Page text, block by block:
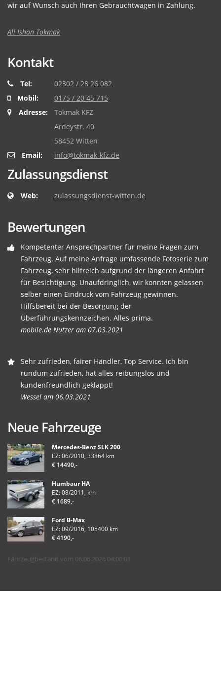
wir auf Wunsch auch Ihren Gebrauchtwagen in Zahlung.
Ali Ishan Tokmak
Kontakt
Tel:
02302 / 28 26 082
Mobil:
0175 / 20 45 715
Adresse:
Tokmak KFZ
Ardeystr. 40
58452 Witten
Email:
info@tokmak-kfz.de
Zulassungsdienst
Web: zulassungsdienst-witten.de
Bewertungen
Kompetenter Ansprechpartner für meine Fragen zum
Fahrzeug. Auf meine Anfrage umfassende Fotoserie zum
Fahrzeug, sehr hilfreich aufgrund der längeren Anfahrt
für Besichtigung. Unaufdringlich, wir konnten gelassen
selber einen Eindruck vom Fahrzeug gewinnen.
Hilfsbereit bei der Besorgung der
Überführungskennzeichen. Alles prima.
mobile.de Nutzer am 07.03.2021
Sehr zufrieden, fairer Händler, Top Service. Ich bin
rundum zufrieden, hat alles reibungslos und
kundenfreundlich geklappt!
Wessel am 06.03.2021
Neue Fahrzeuge
Mercedes-Benz SLK 200
EZ: 06/2010, 33864 km
€ 14490,-
Humbaur HA
EZ: 08/2011, km
€ 1689,-
Ford B-Max
EZ: 09/2016, 105400 km
€ 4190,-
Fahrzeugbestand vom 06.06.2026 04:00:01